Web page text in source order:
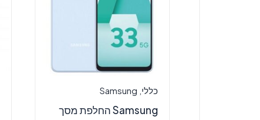
כללי Samsung
Samsung החלפת מסך